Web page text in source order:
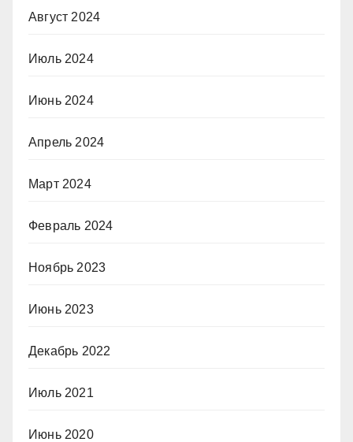
Август 2024
Июль 2024
Июнь 2024
Апрель 2024
Март 2024
Февраль 2024
Ноябрь 2023
Июнь 2023
Декабрь 2022
Июль 2021
Июнь 2020